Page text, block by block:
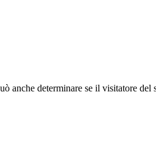
anche determinare se il visitatore del